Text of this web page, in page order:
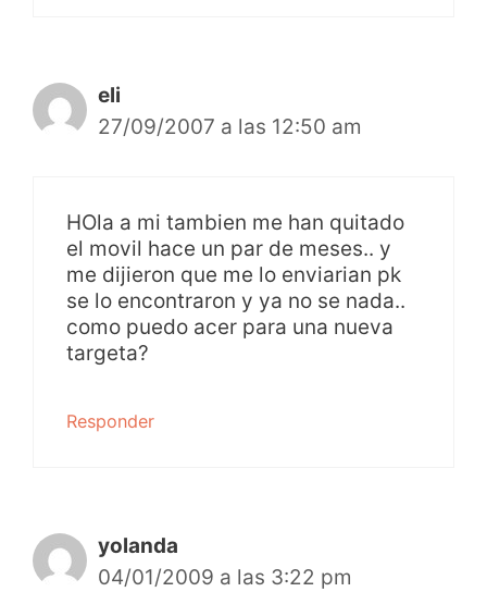
eli
27/09/2007 a las 12:50 am
HOla a mi tambien me han quitado
el movil hace un par de meses.. y
me dijieron que me lo enviarian pk
se lo encontraron y ya no se nada..
como puedo acer para una nueva
targeta?
Responder
yolanda
04/01/2009 a las 3:22 pm